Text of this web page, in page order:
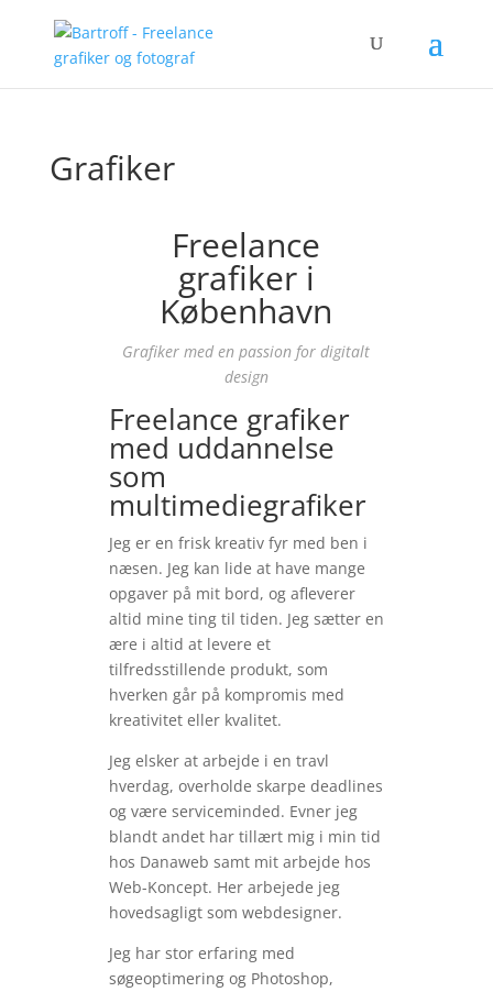
Grafiker
Freelance
grafiker i
København
Grafiker med en passion for digitalt
design
Freelance grafiker
med uddannelse
som
multimediegrafiker
Jeg er en frisk kreativ fyr med ben i
næsen. Jeg kan lide at have mange
opgaver på mit bord, og afleverer
altid mine ting til tiden. Jeg sætter en
ære i altid at levere et
tilfredsstillende produkt, som
hverken går på kompromis med
kreativitet eller kvalitet.
Jeg elsker at arbejde i en travl
hverdag, overholde skarpe deadlines
og være serviceminded. Evner jeg
blandt andet har tillært mig i min tid
hos Danaweb samt mit arbejde hos
Web-Koncept. Her arbejede jeg
hovedsagligt som webdesigner.
Jeg har stor erfaring med
søgeoptimering og Photoshop,